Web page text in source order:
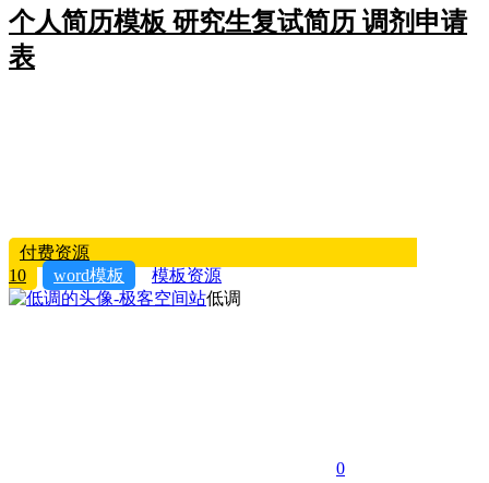
个人简历模板 研究生复试简历 调剂申请
表
付费资源
10
word模板
模板资源
低调
0